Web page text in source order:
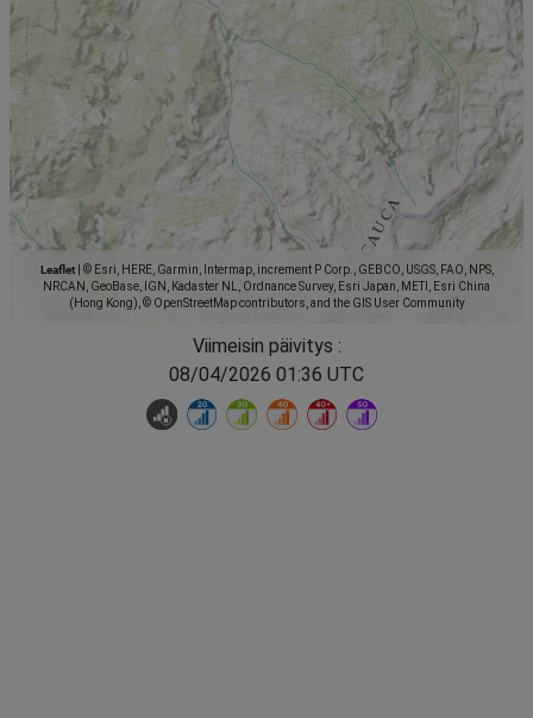
Leaflet
© Esri, HERE, Garmin, Intermap, increment P Corp., GEBCO, USGS, FAO, NPS,
NRCAN, GeoBase, IGN, Kadaster NL, Ordnance Survey, Esri Japan, METI, Esri China
(Hong Kong), © OpenStreetMap contributors, and the GIS User Community
Viimeisin päivitys :
08/04/2026 01:36 UTC